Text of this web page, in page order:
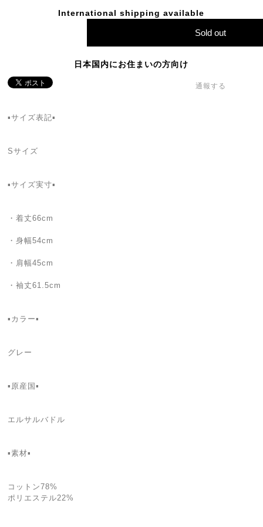
International shipping available
Sold out
日本国内にお住まいの方向け
通報する
▪サイズ表記▪
Sサイズ
▪サイズ実寸▪
・着丈66cm
・身幅54cm
・肩幅45cm
・袖丈61.5cm
▪カラー▪
グレー
▪原産国▪
エルサルバドル
▪素材▪
コットン78%
ポリエステル22%